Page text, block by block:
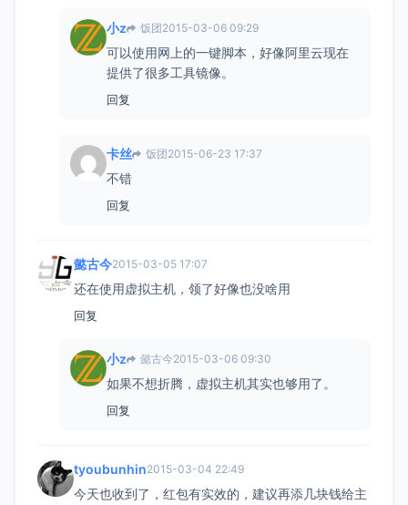
小z 饭团2015-03-06 09:29
可以使用网上的一键脚本，好像阿里云现在
提供了很多工具镜像。
回复
卡丝 饭团2015-06-23 17:37
不错
回复
懿古今2015-03-05 17:07
还在使用虚拟主机，领了好像也没啥用
回复
小z 懿古今2015-03-06 09:30
如果不想折腾，虚拟主机其实也够用了。
回复
tyoubunhin2015-03-04 22:49
今天也收到了，红包有实效的，建议再添几块钱给主